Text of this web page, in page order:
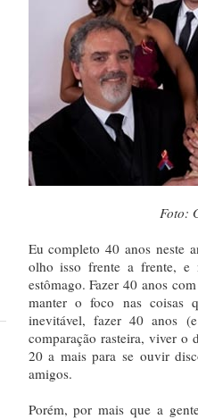
Foto:
Eu completo 40 anos neste
olho isso frente a frente,
estômago. Fazer 40 anos
manter o foco nas coisas
inevitável, fazer 40 anos
comparação rasteira, viver o
20 a mais para se ouvir
amigos.
Porém, por mais que a